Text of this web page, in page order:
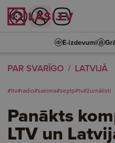
E-izdevumi
PAR SVARĪGO LATVIJĀ
#ltv#radio#saeima#seplp#tv#žurnālisti
Panākts
LTV un